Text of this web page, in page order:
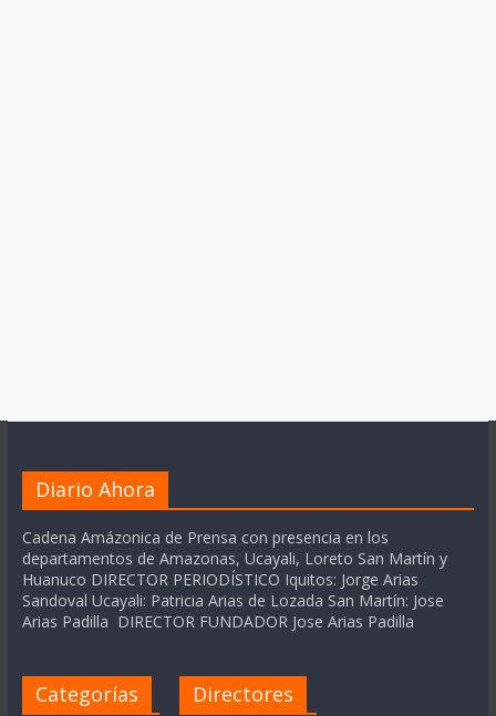
Diario Ahora
Cadena Amázonica de Prensa con presencia en los
departamentos de Amazonas, Ucayali, Loreto San Martín y
Huanuco DIRECTOR PERIODÍSTICO Iquitos: Jorge Arias
Sandoval Ucayali: Patricia Arias de Lozada San Martín: Jose
Arias Padilla DIRECTOR FUNDADOR Jose Arias Padilla
Categorías Directores